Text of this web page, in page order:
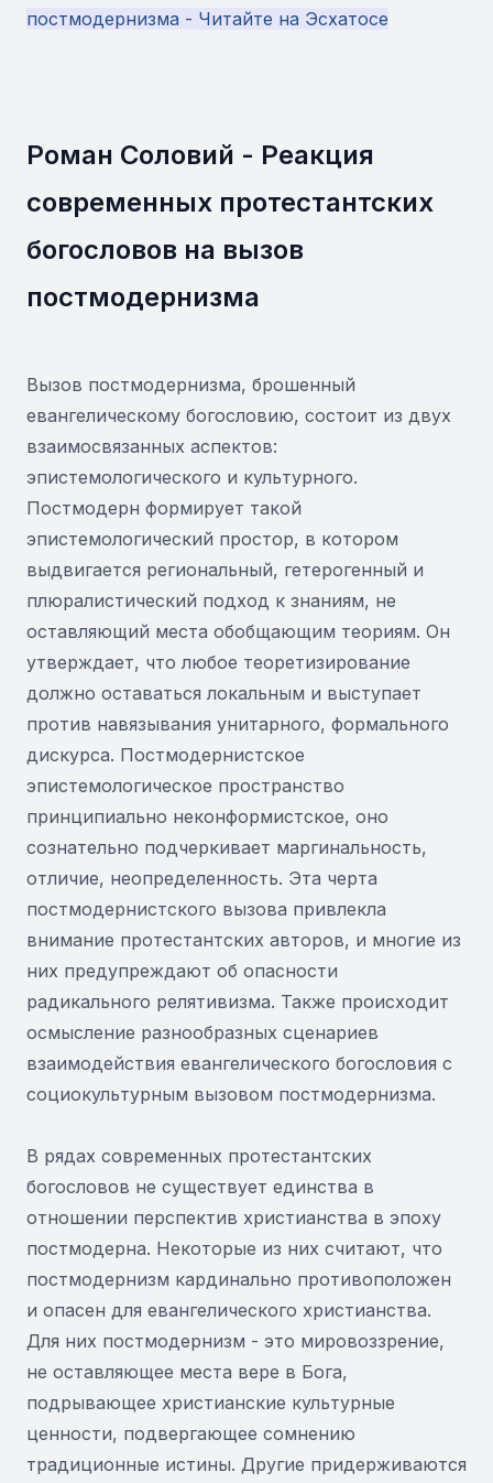
постмодернизма - Читайте на Эсхатосе
Роман Соловий - Реакция
современных протестантских
богословов на вызов
постмодернизма
Вызов постмодернизма, брошенный
евангелическому богословию, состоит из двух
взаимосвязанных аспектов:
эпистемологического и культурного.
Постмодерн формирует такой
эпистемологический простор, в котором
выдвигается региональный, гетерогенный и
плюралистический подход к знаниям, не
оставляющий места обобщающим теориям. Он
утверждает, что любое теоретизирование
должно оставаться локальным и выступает
против навязывания унитарного, формального
дискурса. Постмодернистское
эпистемологическое пространство
принципиально неконформистское, оно
сознательно подчеркивает маргинальность,
отличие, неопределенность. Эта черта
постмодернистского вызова привлекла
внимание протестантских авторов, и многие из
них предупреждают об опасности
радикального релятивизма. Также происходит
осмысление разнообразных сценариев
взаимодействия евангелического богословия с
социокультурным вызовом постмодернизма.
В рядах современных протестантских
богословов не существует единства в
отношении перспектив христианства в эпоху
постмодерна. Некоторые из них считают, что
постмодернизм кардинально противоположен
и опасен для евангелического христианства.
Для них постмодернизм - это мировоззрение,
не оставляющее места вере в Бога,
подрывающее христианские культурные
ценности, подвергающее сомнению
традиционные истины. Другие придерживаются